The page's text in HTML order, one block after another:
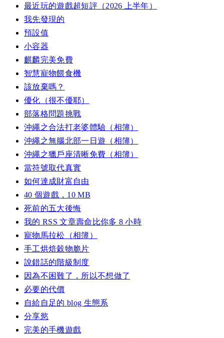
最近玩的遊戲超短評（2026 上半年）
我先發現的
預設值
小容器
麒麟完美免費
智慧寵物餵食機
該放棄嗎？
優化（很不優耶）
部落格問題挑戰
沖繩之合法打老婆體驗（相簿）
沖繩之無腦北部一日遊（相簿）
沖繩之獵戶座清晰免費（相簿）
當符號取代真實
如何達成財富自由
40 個遊戲，10 MB
死前的五大後悔
我的 RSS 文章壽命比你多 8 小時
寵物馬拉松（相簿）
手工烘焙穀物脆片
說錯話的階級制度
因為不困難了，所以不想做了
必要的代價
自給自足的 blog 生態系
分享慾
完美的手機遊戲